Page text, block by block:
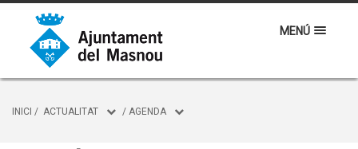
MENÚ
INICI / ACTUALITAT / AGENDA